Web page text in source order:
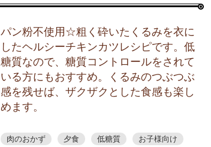
パン粉不使用☆粗く砕いたくるみを衣に
したヘルシーチキンカツレシピです。低
糖質なので、糖質コントロールをされて
いる方にもおすすめ。くるみのつぶつぶ
感を残せば、ザクザクとした食感も楽し
めます。
肉のおかず 夕食 低糖質 お子様向け